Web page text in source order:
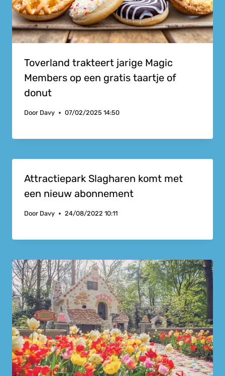
Toverland trakteert jarige Magic
Members op een gratis taartje of
donut
Door Davy 07/02/2025 14:50
Attractiepark Slagharen komt met
een nieuw abonnement
Door Davy 24/08/2022 10:11